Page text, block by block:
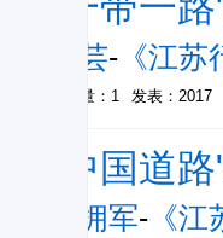
李芸- 《江苏
被引量：1 发表：2017
"中国道
马拥军- 《